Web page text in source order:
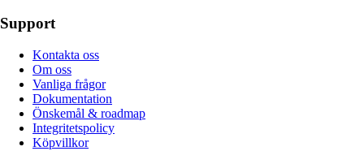
Support
Kontakta oss
Om oss
Vanliga frågor
Dokumentation
Önskemål & roadmap
Integritetspolicy
Köpvillkor